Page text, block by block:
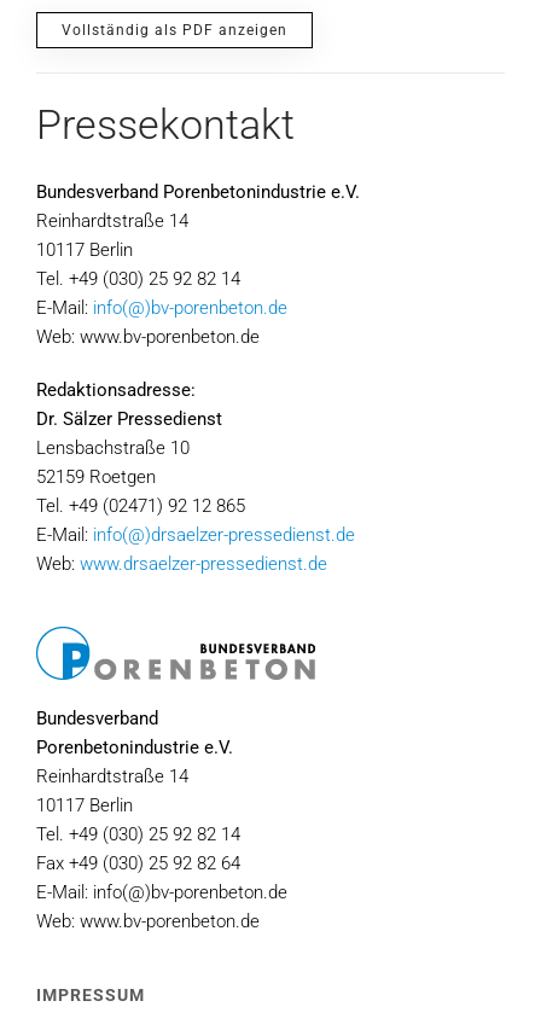
Vollständig als PDF anzeigen
Pressekontakt
Bundesverband Porenbetonindustrie e.V.
Reinhardtstraße 14
10117 Berlin
Tel. +49 (030) 25 92 82 14
E-Mail: info(@)bv-porenbeton.de
Web: www.bv-porenbeton.de
Redaktionsadresse:
Dr. Sälzer Pressedienst
Lensbachstraße 10
52159 Roetgen
Tel. +49 (02471) 92 12 865
E-Mail: info(@)drsaelzer-pressedienst.de
Web: www.drsaelzer-pressedienst.de
Bundesverband
Porenbetonindustrie e.V.
Reinhardtstraße 14
10117 Berlin
Tel. +49 (030) 25 92 82 14
Fax +49 (030) 25 92 82 64
E-Mail: info(@)bv-porenbeton.de
Web: www.bv-porenbeton.de
IMPRESSUM